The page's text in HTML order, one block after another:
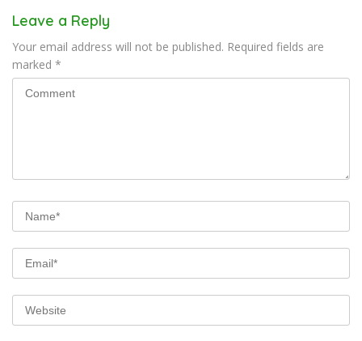
Leave a Reply
Your email address will not be published. Required fields are
marked *